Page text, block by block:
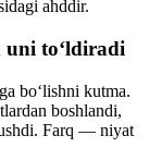
ahddir.
uni toʻldiradi
boʻlishni kutma.
boshlandi,
Farq — niyat